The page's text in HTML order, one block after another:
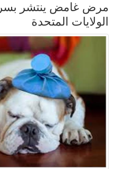
مرض غامض ينتشر
الولايات المتحدة